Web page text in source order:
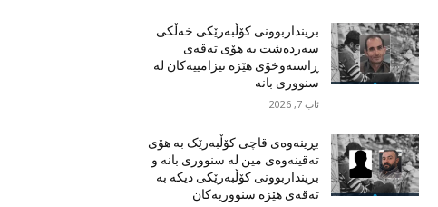
برینداربوونی کۆڵبەرێکی خەڵکی
سەردەشت بە هۆی تەقەی
ڕاستەوخۆی هێزە نیزامییەکان لە
سنووری بانە
ئاب 7, 2026
بڕینەوەی قاچی کۆڵبەرێک بە هۆی
تەقینەوەی مین لە سنووری بانە و
برینداربوونی کۆڵبەرێکی دیکە بە
تەقەی هێزە سنووریەکان